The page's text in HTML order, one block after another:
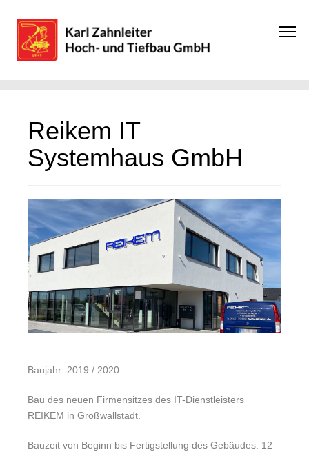
Reikem IT
Systemhaus GmbH
Baujahr: 2019 / 2020
Bau des neuen Firmensitzes des IT-Dienstleisters
REIKEM in Großwallstadt.
Bauzeit von Beginn bis Fertigstellung des Gebäudes: 12